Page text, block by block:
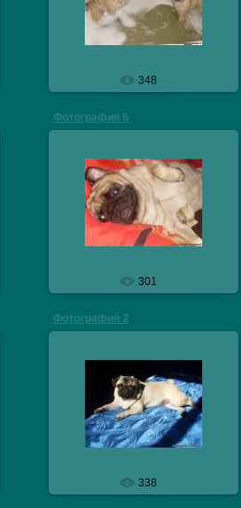
veresmops
348
Фотография 6
29.10.2009
veresmops
301
Фотография 2
29.10.2009
veresmops
338